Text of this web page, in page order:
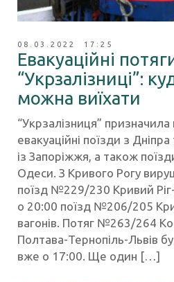
08.03.2022 17:25
Евакуаційні
“Укрзалізниці”:
можна виїхати
“Укрзалізниця”
евакуаційні поїзди з
із Запоріжжя, а також
Одеси. З Кривого Рогу
поїзд №229/230 Кривий
о 20:00 поїзд №206/205
вагонів. Потяг №263/264
Полтава-Тернопіль-Львів
вже о 17:00. Ще один […]